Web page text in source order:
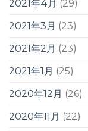
2021年4月 (29)
2021年3月 (23)
2021年2月 (23)
2021年1月 (25)
2020年12月 (26)
2020年11月 (22)